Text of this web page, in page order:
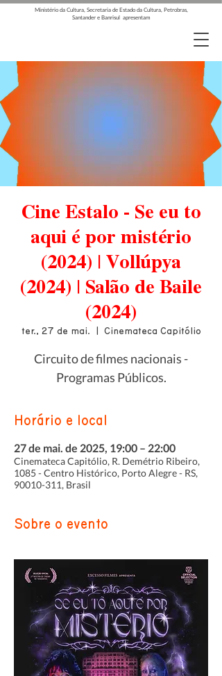
Ministério da Cultura, Secretaria de Estado da Cultura, Petrobras,
Santander e Banrisul apresentam
Cine Estalo - Se eu to
aqui é por mistério
(2024) | Vollúpya
(2024) | Salão de Baile
(2024)
ter., 27 de mai. Cinemateca Capitólio
Circuito de filmes nacionais -
Programas Públicos.
Horário e local
27 de mai. de 2025, 19:00 – 22:00
Cinemateca Capitólio, R. Demétrio Ribeiro,
1085 - Centro Histórico, Porto Alegre - RS,
90010-311, Brasil
Sobre o evento